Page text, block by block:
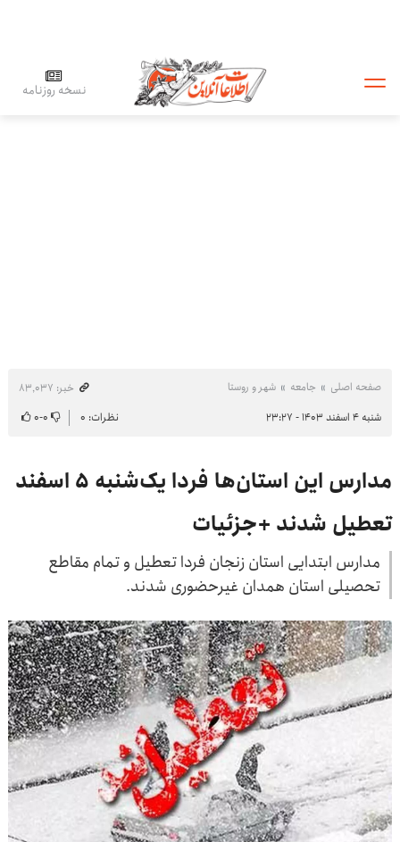
نسخه روزنامه
صفحه اصلی جامعه شهر و روستا
خبر: ۸۳٬۰۳۷
شنبه ۴ اسفند ۱۴۰۳ - ۲۳:۲۷
نظرات: ۰ ۰-۰
مدارس این استان‌ها فردا یک‌شنبه ۵ اسفند
تعطیل شدند +جزئیات
مدارس ابتدایی استان زنجان فردا تعطیل و تمام مقاطع
تحصیلی استان همدان غیرحضوری شدند.